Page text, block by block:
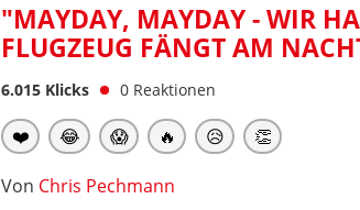
"MAYDAY, MAYDAY - WIR
FLUGZEUG FÄNGT AM
6.015 Klicks 0 Reaktionen
❤️ 😂 😱 🔥 😥 👏
Von Chris Pechmann